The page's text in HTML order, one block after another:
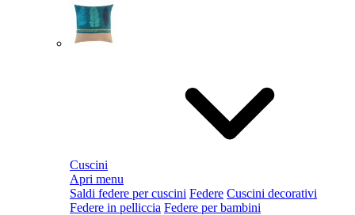
Cuscini
Apri menu
Saldi federe per cuscini Federe Cuscini decorativi
Federe in pelliccia Federe per bambini